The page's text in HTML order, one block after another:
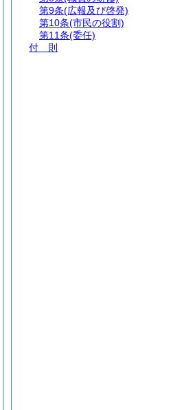
第9条(広報及び啓発)
第10条(市民の役割)
第11条(委任)
付 則